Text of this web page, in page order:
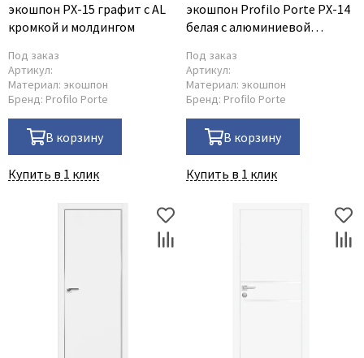
экошпон PX-15 графит с AL
кромкой и молдингом
Под заказ
Артикул:
Материал: экошпон
Бренд: Profilo Porte
В корзину
Купить в 1 клик
экошпон Profilo Porte PX-14
белая с алюминиевой
Под заказ
Артикул:
Материал: экошпон
Бренд: Profilo Porte
В корзину
Купить в 1 клик